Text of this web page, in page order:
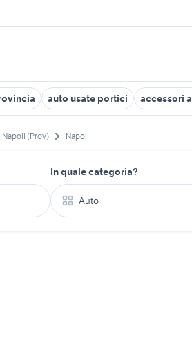
auto usate portici accessori
Napoli (Prov) Napoli
In quale categoria?
Auto